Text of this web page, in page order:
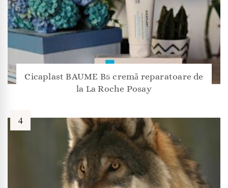
Cicaplast BAUME B5 cremă reparatoare de
la La Roche Posay